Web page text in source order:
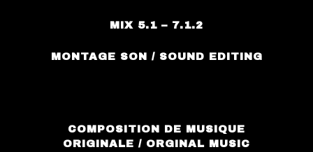
MIX 5.1 – 7.1.2
MONTAGE SON / SOUND EDITING
COMPOSITION DE MUSIQUE
ORIGINALE / ORGINAL MUSIC